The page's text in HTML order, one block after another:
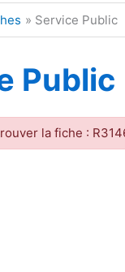
Service Public
Public
la fiche :